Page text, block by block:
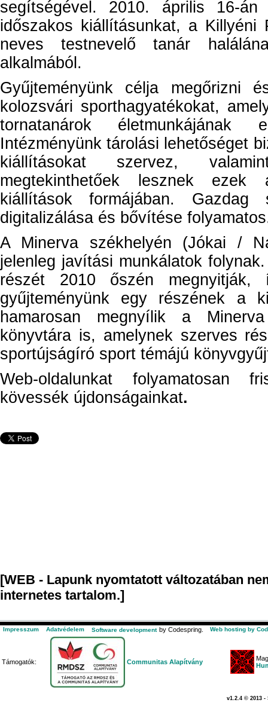
segítségével. 2010. április 16-án
időszakos kiállításunkat, a Killyéni
neves testnevelő tanár
alkalmából.
Gyűjteményünk célja megőrizni
kolozsvári sporthagyatékokat,
tornatanárok életmunkájának
Intézményünk tárolási lehetőséget
kiállításokat szervez,
megtekinthetőek lesznek
kiállítások formájában. Gazdag
digitalizálása és bővítése
A Minerva székhelyén (Jókai /
jelenleg javítási munkálatok
részét 2010 őszén megnyitják,
gyűjteményünk egy részének a
hamarosan megnyílik a
könyvtára is, amelynek szerves
sportújságíró sport témájú
Web-oldalunkat folyamatosan
kövessék újdonságainkat.
[WEB - Lapunk nyomtatott változatában
internetes tartalom.]
Impresszum Adatvédelem Software development by Codespring. Web hosting by
Támogatók: Communitas Alapítvány
v1.2.4 © 2013